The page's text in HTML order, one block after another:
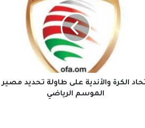
الكرة والأندية على طاولة تحديد مصير
الموسم الرياضي